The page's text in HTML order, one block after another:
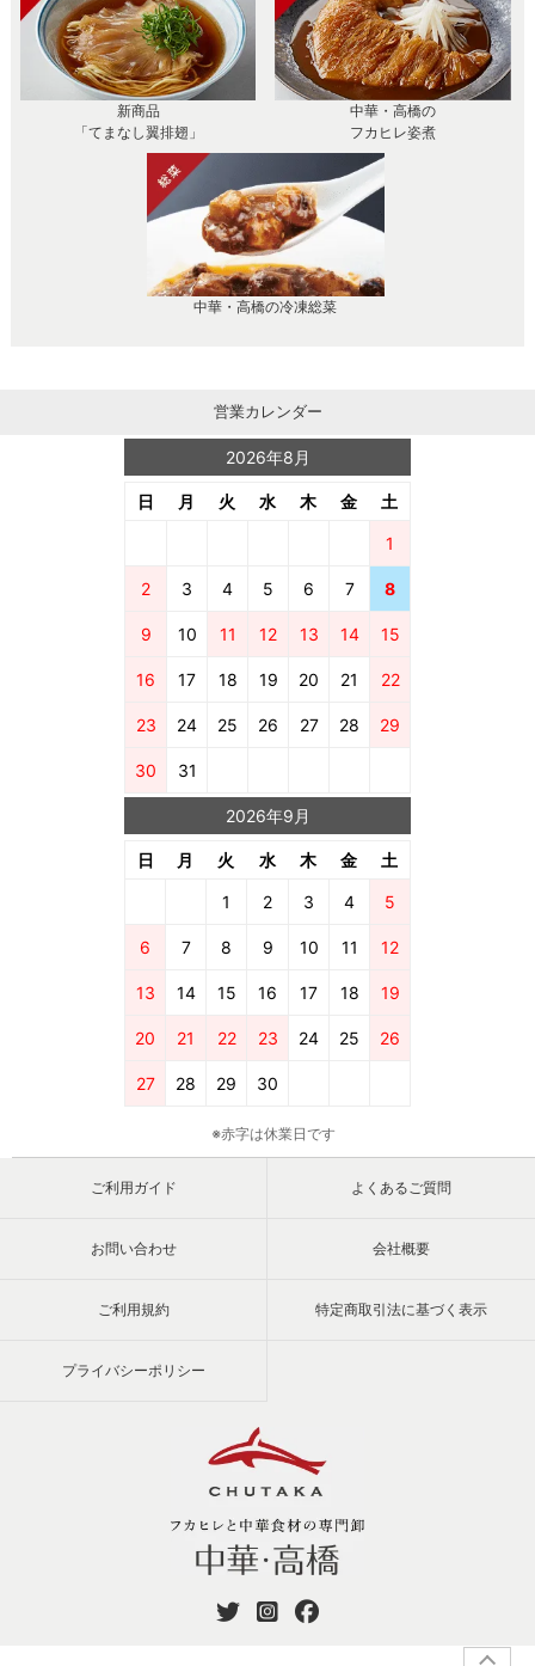
新商品
「てまなし翼排翅」
中華・高橋の
フカヒレ姿煮
中華・高橋の冷凍総菜
営業カレンダー
2026年8月
日 月 火 水 木 金 土
1
2 3 4 5 6 7 8
9 10 11 12 13 14 15
16 17 18 19 20 21 22
23 24 25 26 27 28 29
30 31
2026年9月
日 月 火 水 木 金 土
1 2 3 4 5
6 7 8 9 10 11 12
13 14 15 16 17 18 19
20 21 22 23 24 25 26
27 28 29 30
※赤字は休業日です
ご利用ガイド よくあるご質問
お問い合わせ 会社概要
ご利用規約 特定商取引法に基づく表示
プライバシーポリシー